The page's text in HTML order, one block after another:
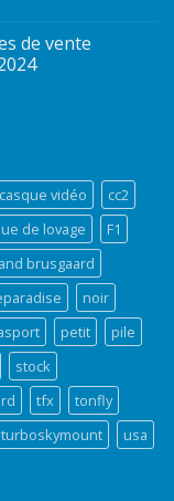
de vente
casque vidéo
cc2
de lovage
F1
brusgaard
noir
petit
pile
stock
tfx
tonfly
turboskymount
usa